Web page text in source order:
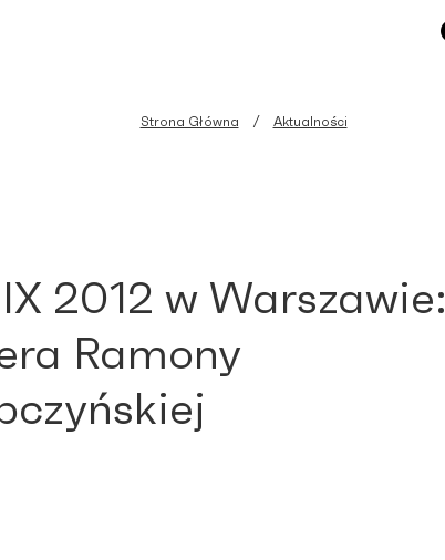
Strona Główna Aktualności
2012 w Warszawie:
Ramony